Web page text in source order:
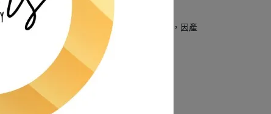
外只要偶爾用水管或水槍噴灑即可保持清潔，因產